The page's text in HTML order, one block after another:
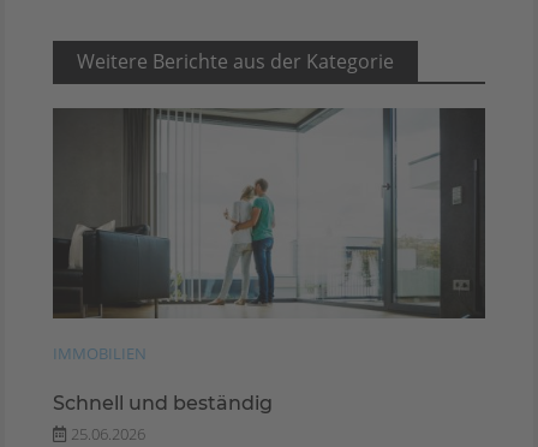
Weitere Berichte aus der Kategorie
IMMOBILIEN
Schnell und beständig
25.06.2026